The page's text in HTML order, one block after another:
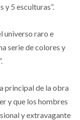
y 5 esculturas”.
universo raro e
serie de colores y
principal de la obra
y que los hombres
y extravagante